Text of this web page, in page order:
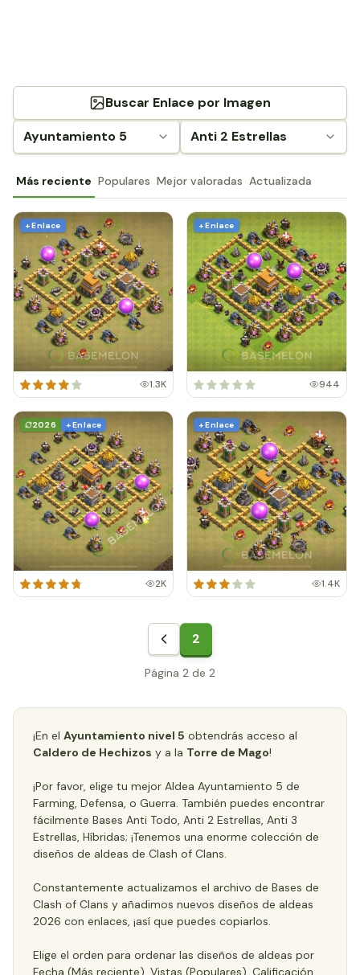
Ayuntamiento 5 Anti 2 Estrellas
Buscar Enlace por Imagen
Más reciente Populares Mejor valoradas Actualizada
+ Enlace
1.3K
+ Enlace
944
2026 + Enlace
2K
+ Enlace
1.4K
2
Página 2 de 2
¡En el Ayuntamiento nivel 5 obtendrás acceso al
Caldero de Hechizos y a la Torre de Mago!
¡Por favor, elige tu mejor Aldea Ayuntamiento 5 de
Farming, Defensa, o Guerra. También puedes encontrar
fácilmente Bases Anti Todo, Anti 2 Estrellas, Anti 3
Estrellas, Híbridas; ¡Tenemos una enorme colección de
diseños de aldeas de Clash of Clans.
Constantemente actualizamos el archivo de Bases de
Clash of Clans y añadimos nuevos diseños de aldeas
2026 con enlaces, ¡así que puedes copiarlos.
Elige el orden para ordenar las diseños de aldeas por
Fecha (Más reciente), Vistas (Populares), Calificación